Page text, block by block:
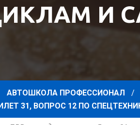
И
АВТОШКОЛА ПРОФЕССИОНАЛ
31, ВОПРОС 12 ПО